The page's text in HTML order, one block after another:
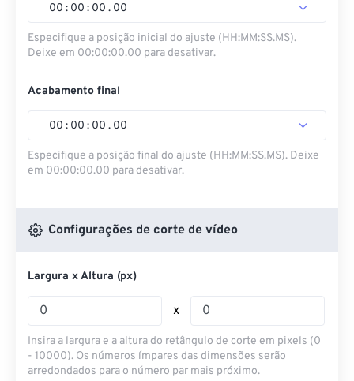
00 : 00 : 00 . 00
Especifique a posição inicial do ajuste (HH:MM:SS.MS).
Deixe em 00:00:00.00 para desativar.
Acabamento final
00 : 00 : 00 . 00
Especifique a posição final do ajuste (HH:MM:SS.MS). Deixe
em 00:00:00.00 para desativar.
Configurações de corte de vídeo
Largura x Altura (px)
x
Insira a largura e a altura do retângulo de corte em pixels (0
- 10000). Os números ímpares das dimensões serão
arredondados para o número par mais próximo.